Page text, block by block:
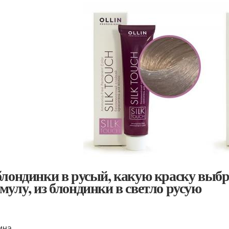
в русый, какую краску
из блондинки в светло русую